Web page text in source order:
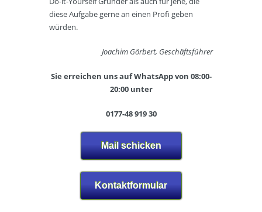
diese Aufgabe gerne an einen Profi geben
würden.
Joachim Görbert, Geschäftsführer
Sie erreichen uns auf WhatsApp von 08:00-
20:00 unter
0177-48 919 30
Mail schicken
Kontaktformular